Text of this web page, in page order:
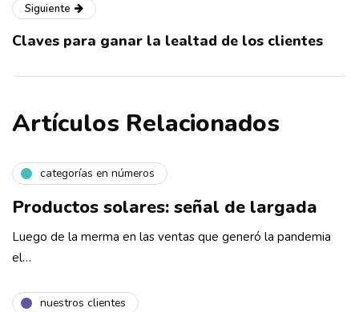
Siguiente
Claves para ganar la lealtad de los clientes
Artículos Relacionados
categorías en números
Productos solares: señal de largada
Luego de la merma en las ventas que generó la pandemia
el…
nuestros clientes